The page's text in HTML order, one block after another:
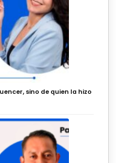
sino de quien la hizo